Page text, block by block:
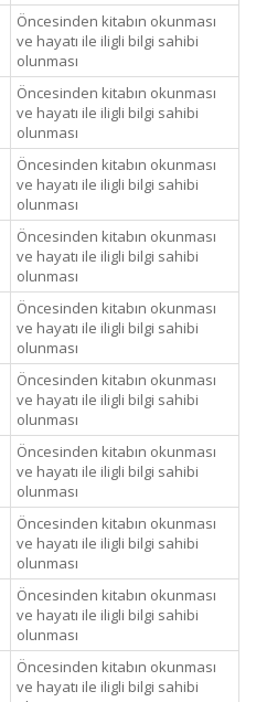
Öncesinden kitabın okunması
ve hayatı ile iligli bilgi sahibi
olunması
Öncesinden kitabın okunması
ve hayatı ile iligli bilgi sahibi
olunması
Öncesinden kitabın okunması
ve hayatı ile iligli bilgi sahibi
olunması
Öncesinden kitabın okunması
ve hayatı ile iligli bilgi sahibi
olunması
Öncesinden kitabın okunması
ve hayatı ile iligli bilgi sahibi
olunması
Öncesinden kitabın okunması
ve hayatı ile iligli bilgi sahibi
olunması
Öncesinden kitabın okunması
ve hayatı ile iligli bilgi sahibi
olunması
Öncesinden kitabın okunması
ve hayatı ile iligli bilgi sahibi
olunması
Öncesinden kitabın okunması
ve hayatı ile iligli bilgi sahibi
olunması
Öncesinden kitabın okunması
ve hayatı ile iligli bilgi sahibi